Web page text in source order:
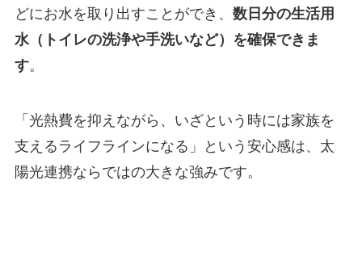
どにお水を取り出すことができ、 数日分の生活用
水（トイレの洗浄や手洗いなど）を確保できま
す。
「光熱費を抑えながら、いざという時には家族を
支えるライフラインになる」という安心感は、太
陽光連携ならではの大きな強みです。